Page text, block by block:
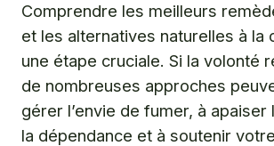
Des précautions essentielles pour un
naturel et sécurisé.
Questions fréquentes
Comprendre les meilleurs
et les alternatives naturelles à la
une étape cruciale. Si la volonté
de nombreuses approches
gérer l’envie de fumer, à apaiser
la dépendance et à soutenir